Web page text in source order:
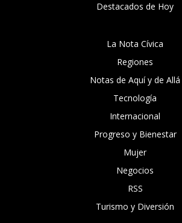
Destacados de Hoy
La Nota Cívica
Regiones
Notas de Aquí y de Allá
Tecnología
Internacional
Progreso y Bienestar
Mujer
Negocios
RSS
Turismo y Diversión